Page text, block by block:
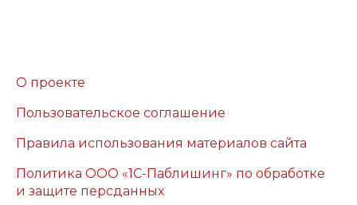
О проекте
Пользовательское соглашение
Правила использования материалов сайта
Политика ООО «1С-Паблишинг» по обработке
и защите персданных